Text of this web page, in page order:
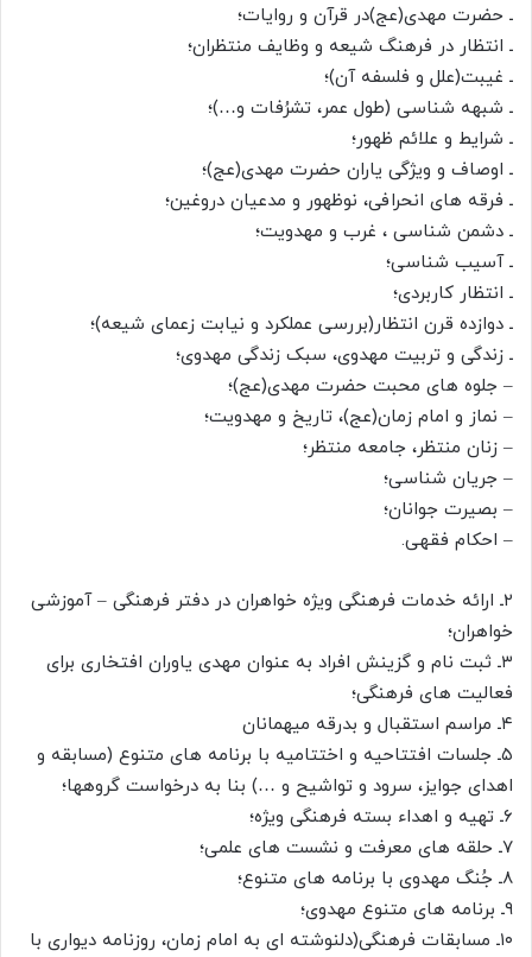
ـ حضرت مهدی(عج)در قرآن و روایات؛
ـ انتظار در فرهنگ شیعه و وظایف منتظران؛
ـ غیبت(علل و فلسفه آن)؛
ـ شبهه شناسی (طول عمر، تشرُفات و…)؛
ـ شرایط و علائم ظهور؛
ـ اوصاف و ویژگی یاران حضرت مهدی(عج)؛
ـ فرقه های انحرافی، نوظهور و مدعیان دروغین؛
ـ دشمن شناسی ، غرب و مهدویت؛
ـ آسیب شناسی؛
ـ انتظار کاربردی؛
ـ دوازده قرن انتظار(بررسی عملکرد و نیابت زعمای شیعه)؛
ـ زندگی و تربیت مهدوی، سبک زندگی مهدوی؛
– جلوه های محبت حضرت مهدی(عج)؛
– نماز و امام زمان(عج)، تاریخ و مهدویت؛
– زنان منتظر، جامعه منتظر؛
– جریان شناسی؛
– بصیرت جوانان؛
– احکام فقهی.
۲ـ ارائه خدمات فرهنگی ویژه خواهران در دفتر فرهنگی – آموزشی
خواهران؛
۳ـ ثبت نام و گزینش افراد به عنوان مهدی یاوران افتخاری برای
فعالیت های فرهنگی؛
۴ـ مراسم استقبال و بدرقه میهمانان
۵ـ جلسات افتتاحیه و اختتامیه با برنامه های متنوع (مسابقه و
اهدای جوایز، سرود و تواشیح و …) بنا به درخواست گروهها؛
۶ـ تهیه و اهداء بسته فرهنگی ویژه؛
۷ـ حلقه های معرفت و نشست های علمی؛
۸ـ جُنگ مهدوی با برنامه های متنوع؛
۹ـ برنامه های متنوع مهدوی؛
۱۰ـ مسابقات فرهنگی(دلنوشته ای به امام زمان، روزنامه دیواری با